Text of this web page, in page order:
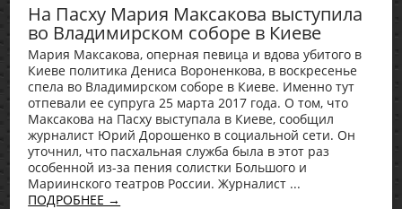
На Пасху Мария Максакова выступила
во Владимирском соборе в Киеве
Мария Максакова, оперная певица и вдова убитого в
Киеве политика Дениса Вороненкова, в воскресенье
спела во Владимирском соборе в Киеве. Именно тут
отпевали ее супруга 25 марта 2017 года. О том, что
Максакова на Пасху выступала в Киеве, сообщил
журналист Юрий Дорошенко в социальной сети. Он
уточнил, что пасхальная служба была в этот раз
особенной из-за пения солистки Большого и
Мариинского театров России. Журналист ...
ПОДРОБНЕЕ →